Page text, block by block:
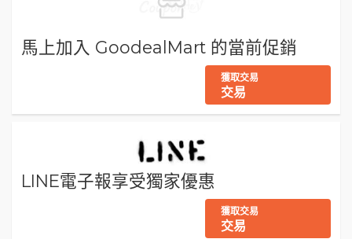
馬上加入 GoodealMart 的當前促銷
獲取交易
交易
LINE電子報享受獨家優惠
獲取交易
交易